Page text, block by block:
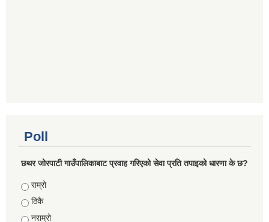
Poll
छथर जोरपाटी गाउँपालिकाबाट प्रवाह गरिएको सेवा प्रति तपाइको धारणा के छ?
Choices
राम्रो
ठिकै
नराम्रो